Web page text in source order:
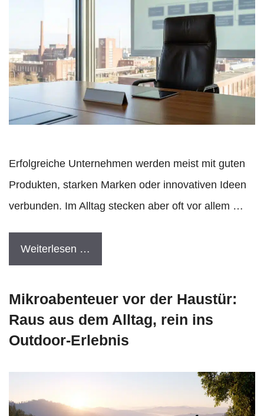
Erfolgreiche Unternehmen werden meist mit guten
Produkten, starken Marken oder innovativen Ideen
verbunden. Im Alltag stecken aber oft vor allem …
Weiterlesen …
Mikroabenteuer vor der Haustür:
Raus aus dem Alltag, rein ins
Outdoor-Erlebnis